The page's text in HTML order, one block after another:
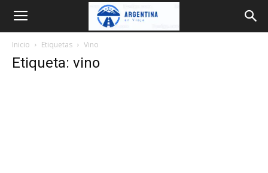
Argentina
Inicio Etiquetas Vino
Etiqueta: vino